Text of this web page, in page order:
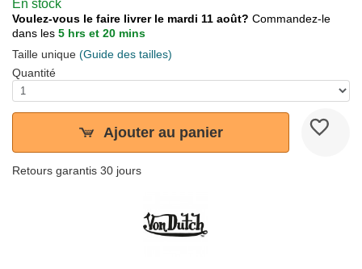
En stock
Voulez-vous le faire livrer le mardi 11 août? Commandez-le
dans les 5 hrs et 20 mins
Taille unique (Guide des tailles)
Quantité
Ajouter au panier
Retours garantis 30 jours